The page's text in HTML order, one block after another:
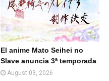
sApp
El anime Mato Seihei no
Slave anuncia 3ª temporada
August 03, 2026